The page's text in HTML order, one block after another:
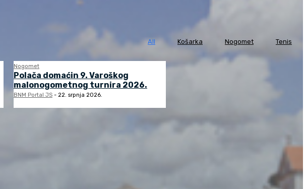
All Košarka Nogomet Tenis
Nogomet
Polača domaćin 9. Varoškog
malonogometnog turnira 2026.
BNM Portal JS - 22. srpnja 2026.